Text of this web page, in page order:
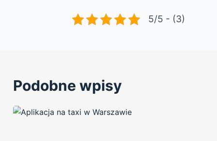
5/5 - (3)
Podobne wpisy